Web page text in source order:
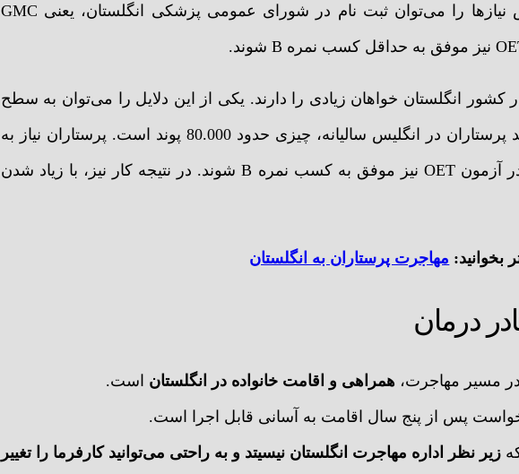
ملزومات را رعایت کنند. یکی از این پیش‌ نیازها را می‌توان ثبت نام در شورای عمومی پزشکی انگلستان، یعنی GMC
کشور انگلستان خواهان زیادی را دارند. یکی از این دلایل را می‌توان به سطح
بالای دانش پرستاران ایرانی دانست. درآمد پرستاران در انگلیس سالیانه، چیزی حدود 80.000 پوند است. پرستاران نیاز به
معادل سازی مدرک تحصیلی دارند و باید در آزمون OET نیز موفق به کسب نمره B شوند. در نتیجه کار نیز، با زیاد شدن
بخوانید: مهاجرت پرستاران به انگلستان
درمان
مسیر مهاجرت، همراهی و اقامت خانواده در انگلستان است.
پس از پنج سال اقامت به آسانی قابل اجرا است.
زیر نظر اداره مهاجرت انگلستان نیسیتد و به راحتی می‌توانید کارفرما را تغییر